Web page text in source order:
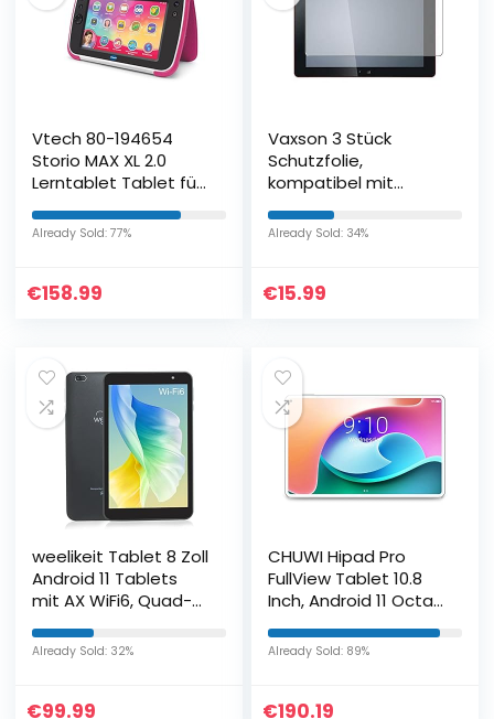
Vtech 80-194654
Storio MAX XL 2.0
Lerntablet Tablet für
Rosa, Deutsch
Already Sold: 77%
€158.99
Vaxson 3 Stück
Schutzfolie,
kompatibel mit
STYLISTIC M532 EA4
Bildschirmschutz
Already Sold: 34%
€15.99
weelikeit Tablet 8 Zoll
Android 11 Tablets
mit AX WiFi6, Quad-
Tablet PC mit 2GB
Already Sold: 32%
€99.99
CHUWI Hipad Pro
FullView Tablet 10.8
Inch, Android 11 Octa-
2560×1600 IPS QHD,
Already Sold: 89%
€190.19